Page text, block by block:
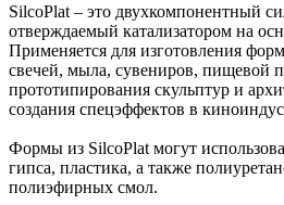
SilcoPlat – это двухкомпонентный
отверждаемый катализатором на
Применяется для изготовления
свечей, мыла, сувениров, пищевой
прототипирования скульптур и
создания спецэффектов в
Формы из SilcoPlat могут
гипса, пластика, а также
полиэфирных смол.